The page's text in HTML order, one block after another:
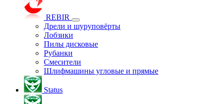
REBIR
Дрели и шуруповёрты
Лобзики
Пилы дисковые
Рубанки
Смесители
Шлифмашины угловые и прямые
Status